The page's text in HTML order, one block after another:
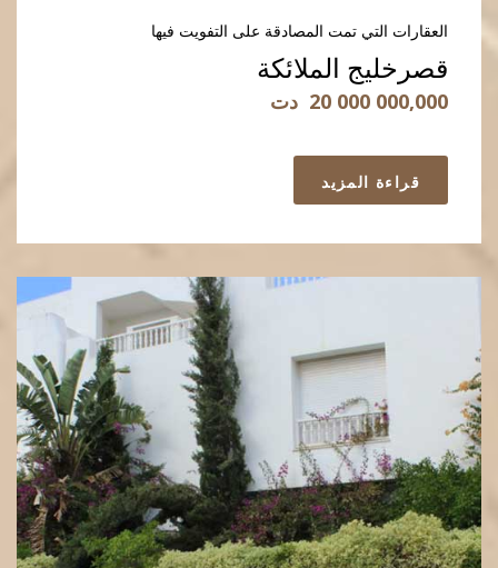
العقارات التي تمت المصادقة على التفويت فيها
قصرخليج الملائكة
20 000 000,000 دت
قراءة المزيد